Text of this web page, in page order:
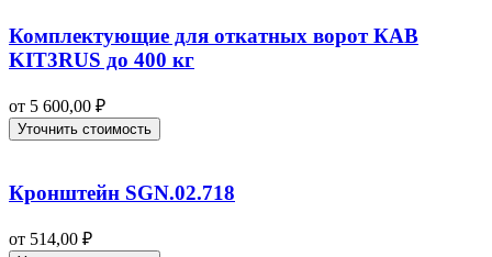
Комплектующие для откатных ворот КАВ
KIT3RUS до 400 кг
от 5 600,00 ₽
Уточнить стоимость
Кронштейн SGN.02.718
от 514,00 ₽